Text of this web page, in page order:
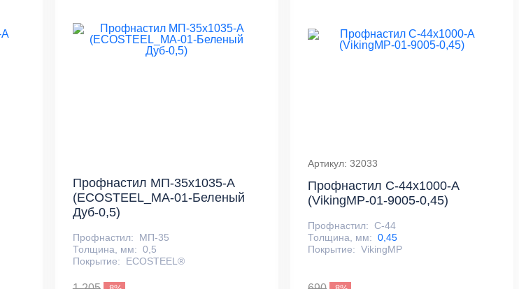
Профнастил МП-35x1035-A
(ECOSTEEL_MA-01-Беленый
Дуб-0,5)
Профнастил:
МП-35
Толщина, мм: 0,5
Покрытие:
ECOSTEEL®
Артикул: 32033
Профнастил С-44x1000-A
(VikingMP-01-9005-0,45)
Профнастил: С-44
Толщина, мм: 0,45
Покрытие: VikingMP